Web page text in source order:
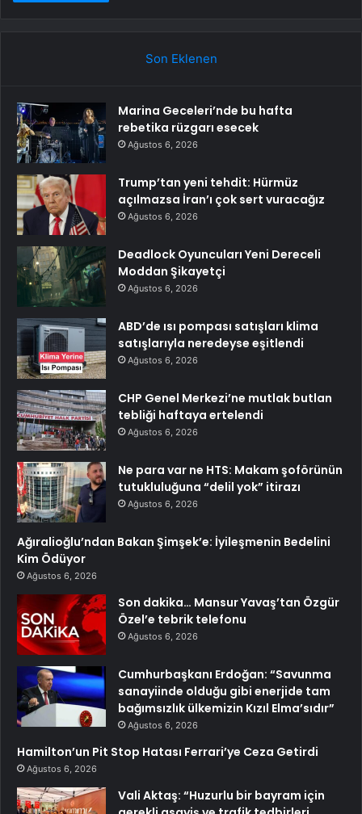
Son Eklenen
Marina Geceleri’nde bu hafta
rebetika rüzgarı esecek
Ağustos 6, 2026
Trump’tan yeni tehdit: Hürmüz
açılmazsa İran’ı çok sert vuracağız
Ağustos 6, 2026
Deadlock Oyuncuları Yeni Dereceli
Moddan Şikayetçi
Ağustos 6, 2026
ABD’de ısı pompası satışları klima
satışlarıyla neredeyse eşitlendi
Ağustos 6, 2026
CHP Genel Merkezi’ne mutlak butlan
tebliği haftaya ertelendi
Ağustos 6, 2026
Ne para var ne HTS: Makam şoförünün
tutukluluğuna “delil yok” itirazı
Ağustos 6, 2026
Ağıralioğlu’ndan Bakan Şimşek’e: İyileşmenin Bedelini
Kim Ödüyor
Ağustos 6, 2026
Son dakika… Mansur Yavaş’tan Özgür
Özel’e tebrik telefonu
Ağustos 6, 2026
Cumhurbaşkanı Erdoğan: “Savunma
sanayiinde olduğu gibi enerjide tam
bağımsızlık ülkemizin Kızıl Elma’sıdır”
Ağustos 6, 2026
Hamilton’un Pit Stop Hatası Ferrari’ye Ceza Getirdi
Ağustos 6, 2026
Vali Aktaş: “Huzurlu bir bayram için